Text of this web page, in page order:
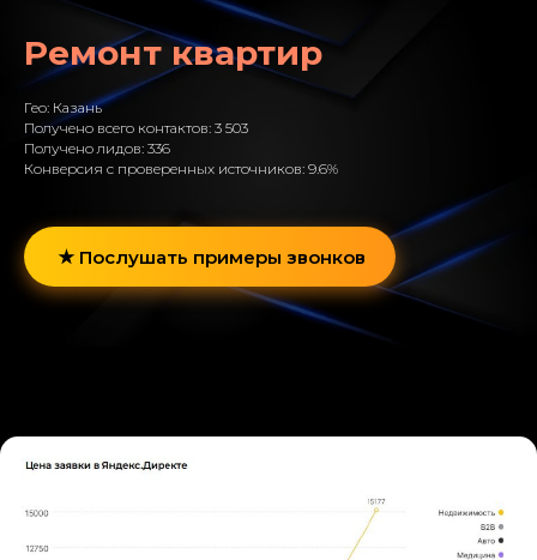
Ремонт квартир
Гео: Казань
Получено всего контактов: 3 503
Получено лидов: 336
Конверсия с проверенных источников: 9.6%
Послушать примеры звонков